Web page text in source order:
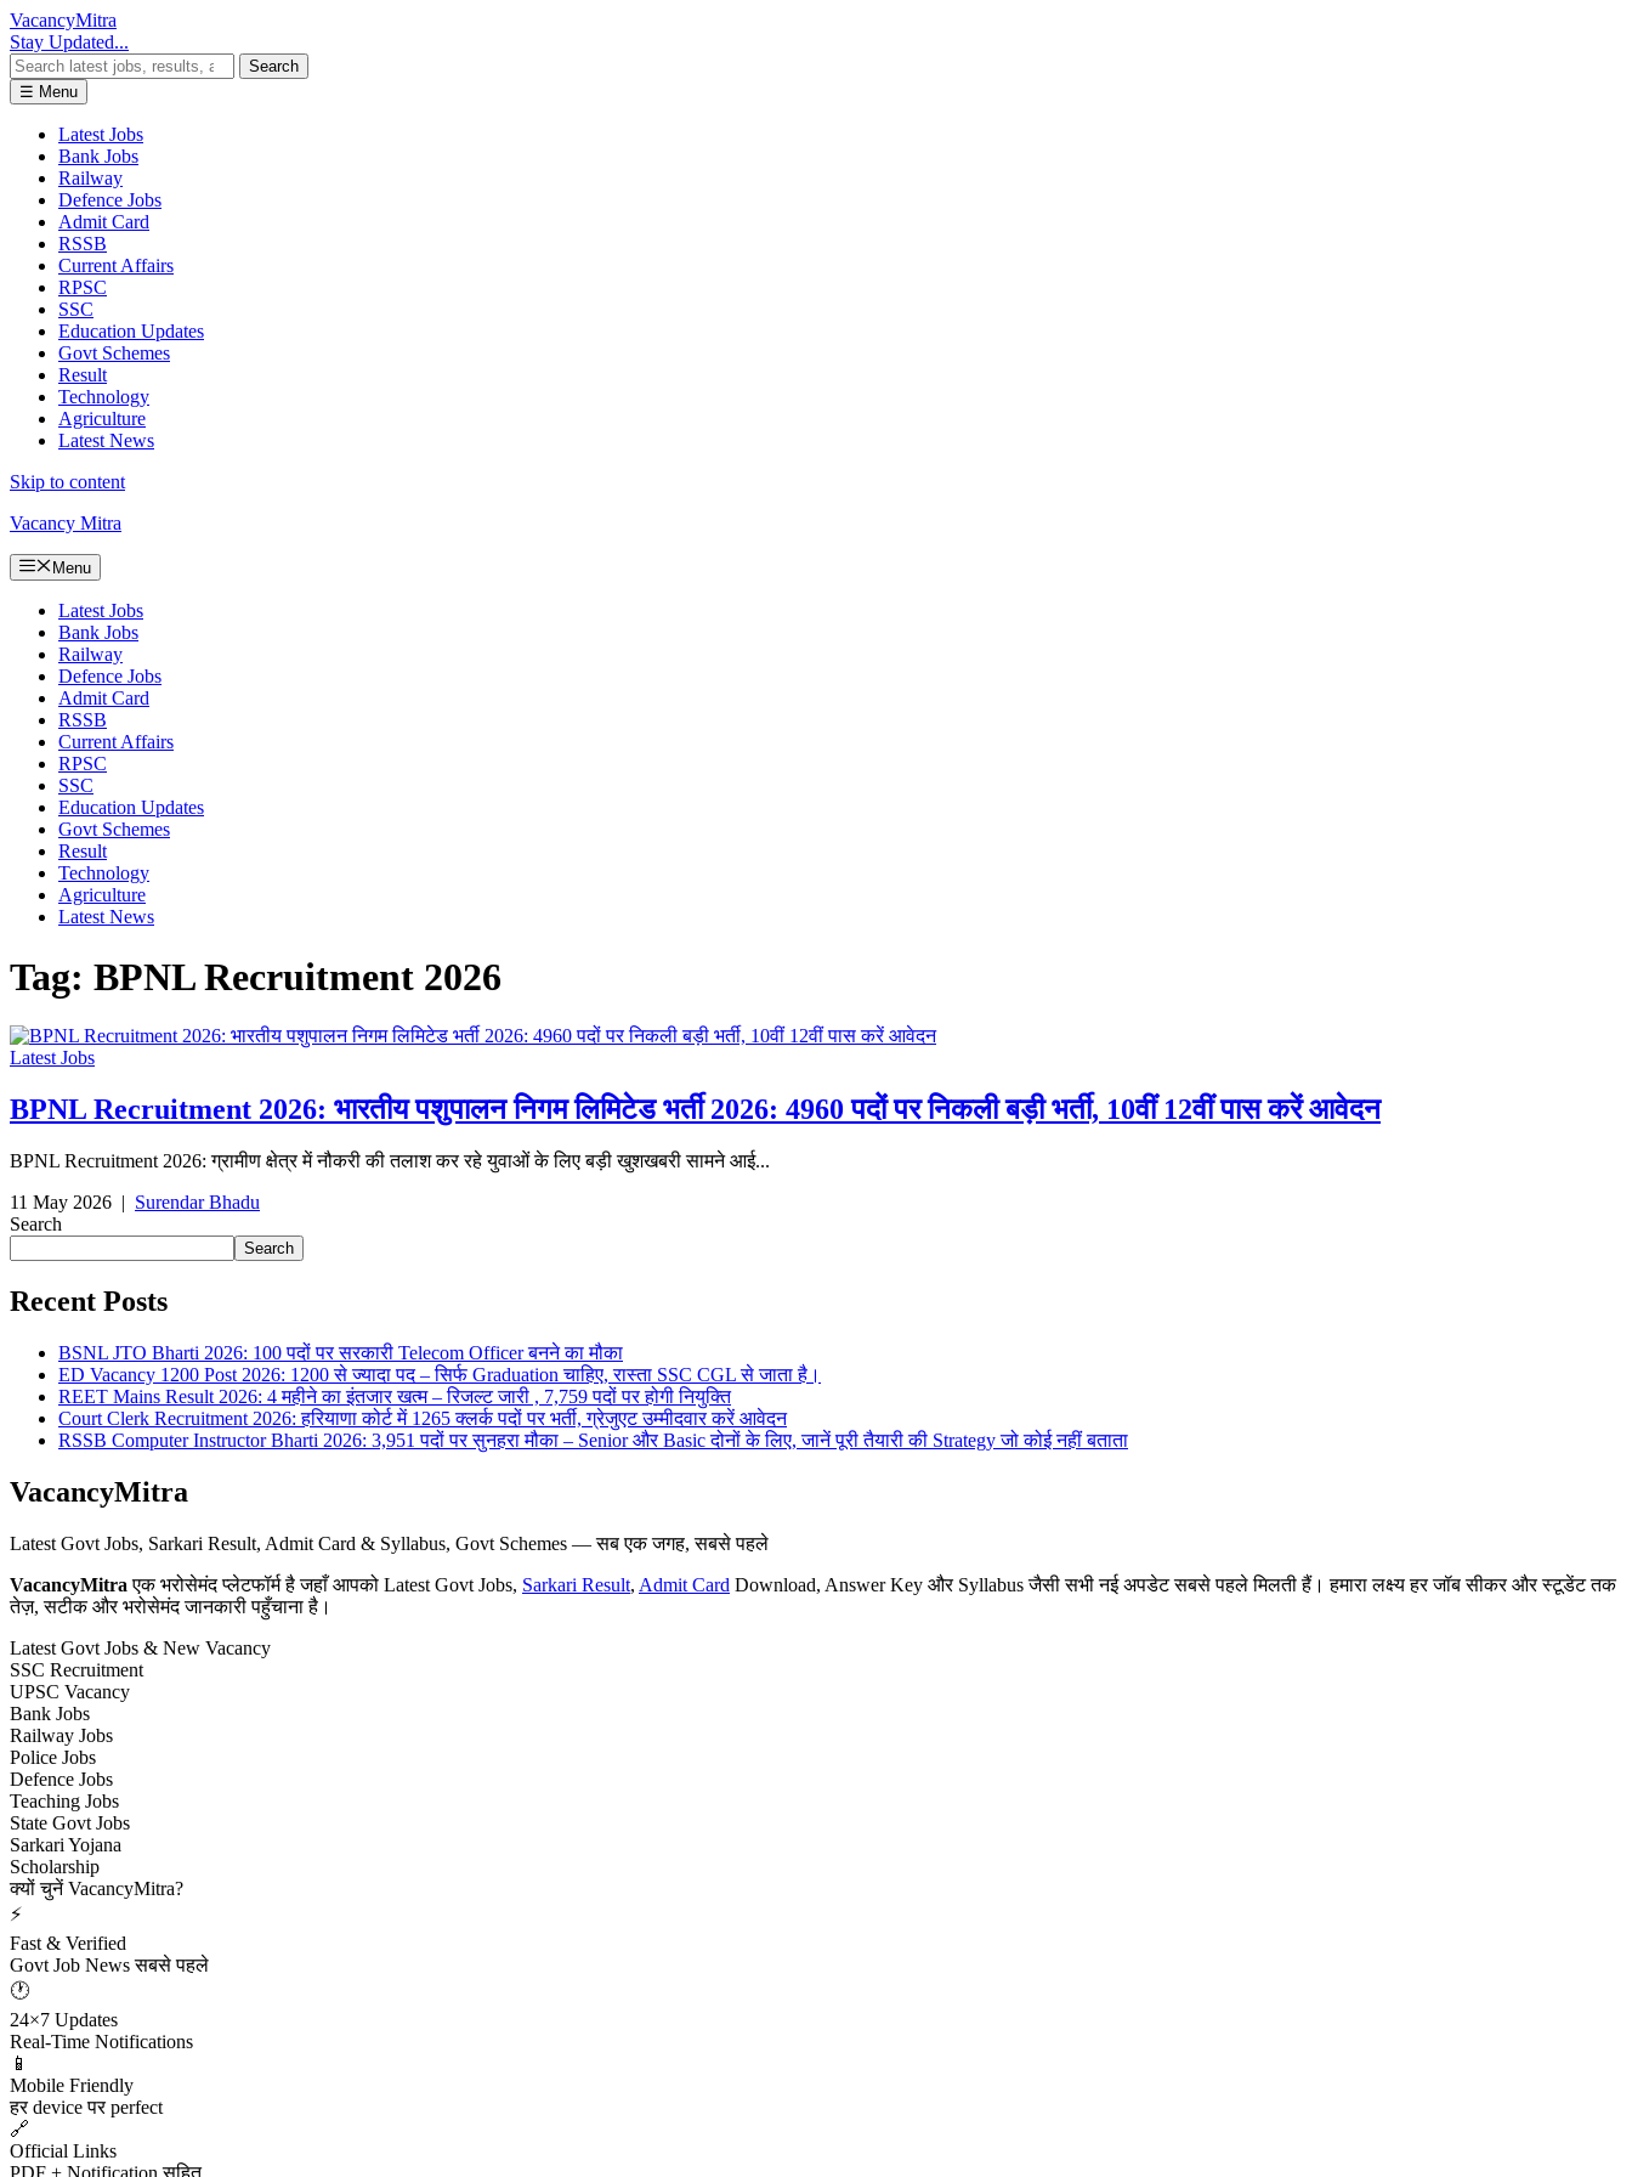
VacancyMitra
Stay Updated...
Search
☰ Menu
Latest Jobs
Bank Jobs
Railway
Defence Jobs
Admit Card
RSSB
Current Affairs
RPSC
SSC
Education Updates
Govt Schemes
Result
Technology
Agriculture
Latest News
Skip to content
Vacancy Mitra
Menu
Latest Jobs
Bank Jobs
Railway
Defence Jobs
Admit Card
RSSB
Current Affairs
RPSC
SSC
Education Updates
Govt Schemes
Result
Technology
Agriculture
Latest News
Tag: BPNL Recruitment 2026
Latest Jobs
BPNL Recruitment 2026: भारतीय पशुपालन निगम लिमिटेड भर्ती 2026: 4960 पदों पर निकली बड़ी भर्ती, 10वीं 12वीं पास करें आवेदन
BPNL Recruitment 2026: ग्रामीण क्षेत्र में नौकरी की तलाश कर रहे युवाओं के लिए बड़ी खुशखबरी सामने आई...
11 May 2026 | Surendar Bhadu
Search
Search
Recent Posts
BSNL JTO Bharti 2026: 100 पदों पर सरकारी Telecom Officer बनने का मौका
ED Vacancy 1200 Post 2026: 1200 से ज्यादा पद – सिर्फ Graduation चाहिए, रास्ता SSC CGL से जाता है।
REET Mains Result 2026: 4 महीने का इंतजार खत्म – रिजल्ट जारी , 7,759 पदों पर होगी नियुक्ति
Court Clerk Recruitment 2026: हरियाणा कोर्ट में 1265 क्लर्क पदों पर भर्ती, ग्रेजुएट उम्मीदवार करें आवेदन
RSSB Computer Instructor Bharti 2026: 3,951 पदों पर सुनहरा मौका – Senior और Basic दोनों के लिए, जानें पूरी तैयारी की Strategy जो कोई नहीं बताता
VacancyMitra
Latest Govt Jobs, Sarkari Result, Admit Card & Syllabus, Govt Schemes — सब एक जगह, सबसे पहले
VacancyMitra एक भरोसेमंद प्लेटफॉर्म है जहाँ आपको Latest Govt Jobs, Sarkari Result, Admit Card Download, Answer Key और Syllabus जैसी सभी नई अपडेट सबसे पहले मिलती हैं। हमारा लक्ष्य हर जॉब सीकर और स्टूडेंट तक
तेज़, सटीक और भरोसेमंद जानकारी पहुँचाना है।
Latest Govt Jobs & New Vacancy
SSC Recruitment
UPSC Vacancy
Bank Jobs
Railway Jobs
Police Jobs
Defence Jobs
Teaching Jobs
State Govt Jobs
Sarkari Yojana
Scholarship
क्यों चुनें VacancyMitra?
⚡
Fast & Verified
Govt Job News सबसे पहले
🕐
24×7 Updates
Real-Time Notifications
📱
Mobile Friendly
हर device पर perfect
🔗
Official Links
PDF + Notification सहित